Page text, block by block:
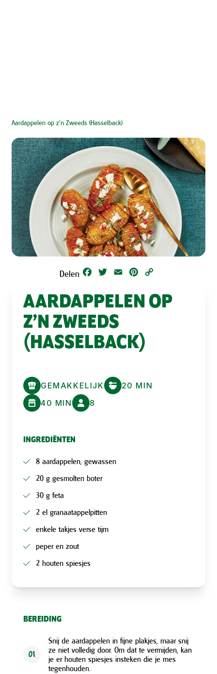
Aardappelen op z’n Zweeds (Hasselback)
Delen Facebook
Twitter Email Pinterest
AARDAPPELEN OP
Z’N ZWEEDS
(HASSELBACK)
GEMAKKELIJK
20 MIN
40 MIN
8
INGREDIËNTEN
8 aardappelen, gewassen
20 g gesmolten boter
30 g feta
2 el granaatappelpitten
enkele takjes verse tijm
peper en zout
2 houten spiesjes
BEREIDING
01
Snij de aardappelen in fijne plakjes, maar snij
ze niet volledig door. Om dat te vermijden, kan
je er houten spiesjes insteken die je mes
tegenhouden.